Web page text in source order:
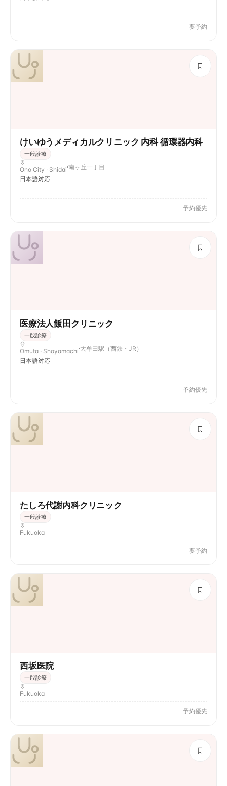
要予約
けいゆうメディカルクリニック 内科 循環器内科
一般診療
Ono City · Shidai 南ヶ丘一丁目
日本語対応
予約優先
医療法人飯田クリニック
一般診療
Omuta · Shoyamachi 大牟田駅（西鉄・JR）
日本語対応
予約優先
たしろ代謝内科クリニック
一般診療
Fukuoka
要予約
西坂医院
一般診療
Fukuoka
予約優先